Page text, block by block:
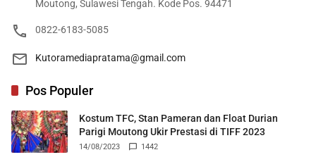
Moutong, Sulawesi Tengah. Kode Pos. 94471
0822-6183-5085
Kutoramediapratama@gmail.com
Pos Populer
Kostum TFC, Stan Pameran dan Float Durian
Parigi Moutong Ukir Prestasi di TIFF 2023
14/08/2023 1442